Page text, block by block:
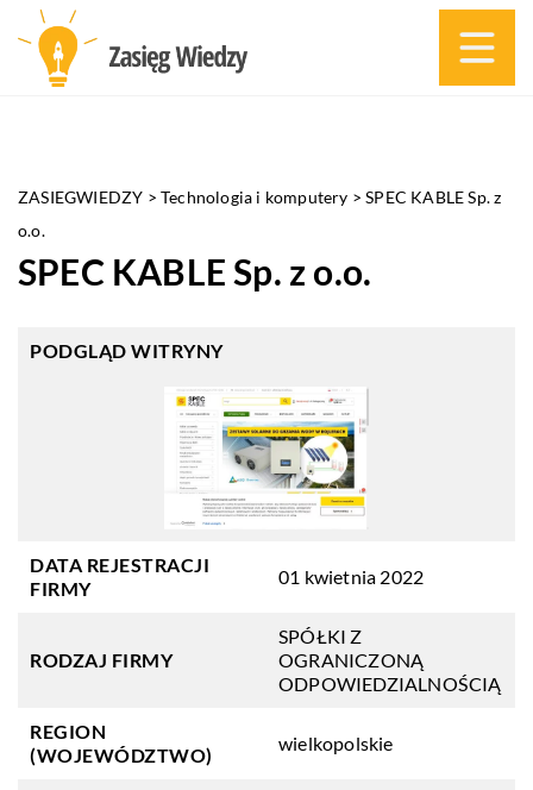
ZASIEGWIEDZY >Technologia i komputery >SPEC KABLE Sp. z
o.o.
SPEC KABLE Sp. z o.o.
PODGLĄD WITRYNY
DATA REJESTRACJI
FIRMY
01 kwietnia 2022
RODZAJ FIRMY
SPÓŁKI Z
OGRANICZONĄ
ODPOWIEDZIALNOŚCIĄ
REGION
(WOJEWÓDZTWO)
wielkopolskie